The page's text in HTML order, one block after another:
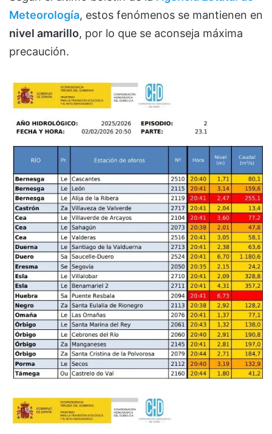
Meteorología, estos fenómenos se mantienen en
nivel amarillo, por lo que se aconseja máxima
precaución.